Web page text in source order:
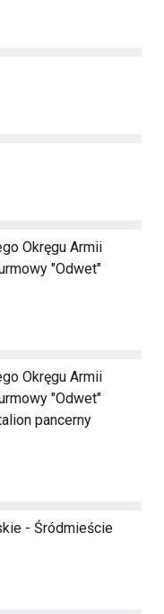
Okręgu Armii
"Odwet"
Okręgu Armii
"Odwet"
pancerny
- Śródmieście